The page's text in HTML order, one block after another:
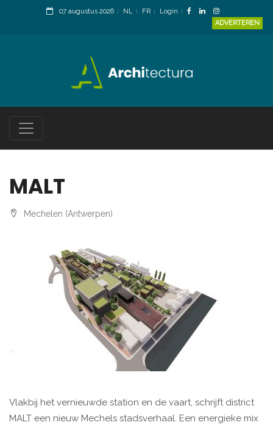
07 augustus 2026 NL FR
Login
ADVERTEREN
MALT
Mechelen (Antwerpen)
Vlakbij het vernieuwde station en de vaart, schrijft district
MALT een nieuw Mechels stadsverhaal. Een energieke mix